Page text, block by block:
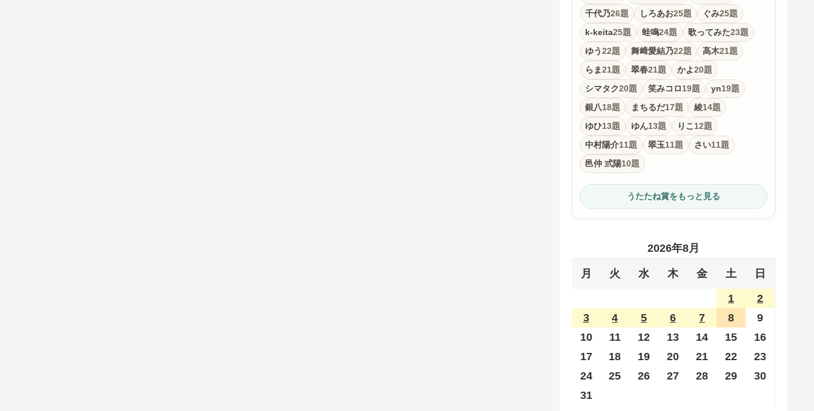
千代乃26題 しろあお25題 ぐみ25題
k-keita25題 蛙鳴24題 歌ってみた23題
ゆう22題 舞﨑愛結乃22題 高木21題
らま21題 翠春21題 かよ20題
シマタク20題 笑みコロ19題 yn19題
銀八18題 まちるだ17題 綾14題
ゆひ13題 ゆん13題 りこ 12題
中村陽介11題 翠玉11題 さい11題
邑仲 弎陽10題
うたたね賞をもっと見る
2026年8月
月 火 水 木 金 土 日
1
2
3
4 5 6 7 8
9
10
11 12 13 14 15
16
17
18 19 20 21 22
23
24
25 26 27 28 29
30
31